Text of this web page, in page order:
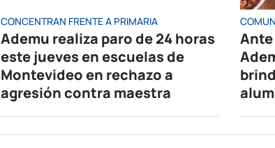
CONCENTRAN FRENTE A PRIMARIA
Ademu realiza paro de 24 horas
este jueves en escuelas de
Montevideo en rechazo a
agresión contra maestra